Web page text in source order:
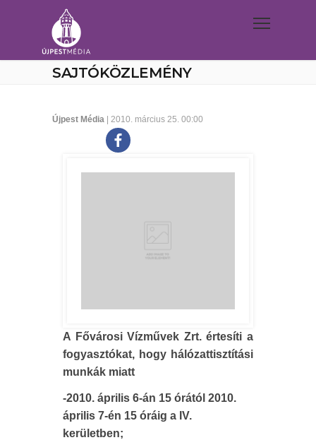
SAJTÓKÖZLEMÉNY
Újpest Média | 2010. március 25. 00:00
A Fővárosi Vízművek Zrt. értesíti a
fogyasztókat, hogy hálózattisztítási
munkák miatt
-2010. április 6-án 15 órától 2010.
április 7-én 15 óráig a IV.
kerületben;